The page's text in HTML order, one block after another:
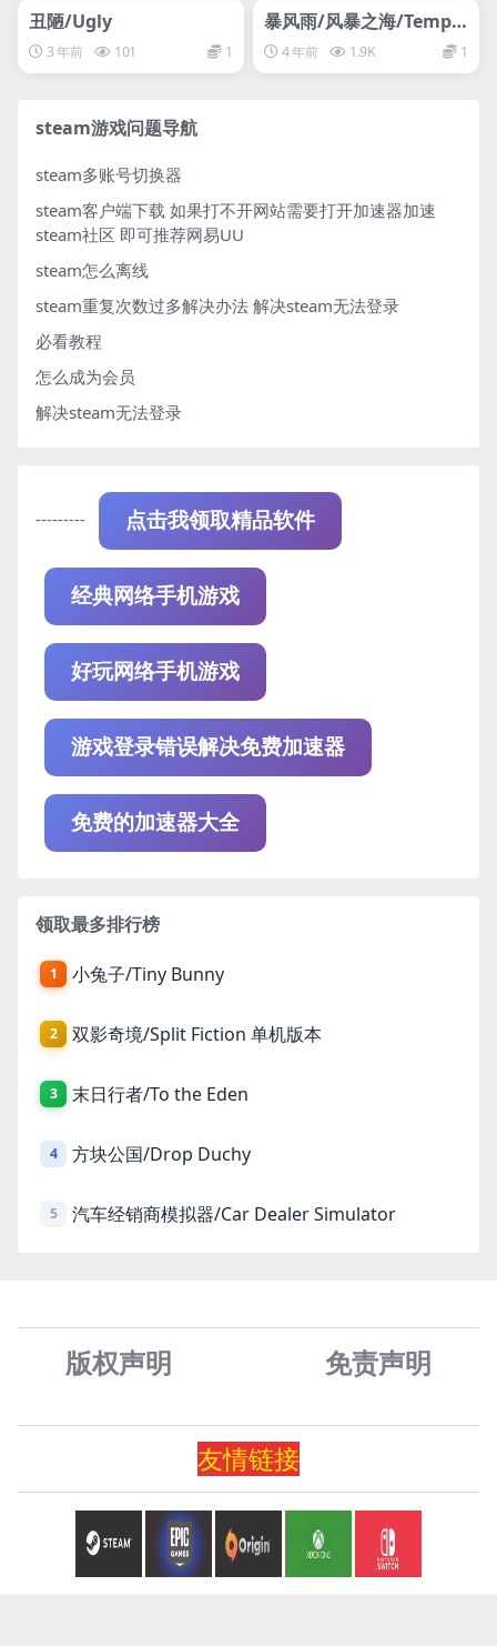
丑陋/Ugly
3 年前 101 1
网盘下载游戏
暴风雨/风暴之海/Tempe
st 4 年前 1.9K 1
steam游戏问题导航
steam多账号切换器
steam客户端下载 如果打不开网站需要打开加速器加速
steam社区 即可推荐网易UU
steam怎么离线
steam重复次数过多解决办法 解决steam无法登录
必看教程
怎么成为会员
解决steam无法登录
--------- 点击我领取精品软件
经典网络手机游戏
好玩网络手机游戏
游戏登录错误解决免费加速器
免费的加速器大全
领取最多排行榜
1 小兔子/Tiny Bunny
2 双影奇境/Split Fiction 单机版本
3 末日行者/To the Eden
4 方块公国/Drop Duchy
5 汽车经销商模拟器/Car Dealer Simulator
版权声明 免责声明
友情链接